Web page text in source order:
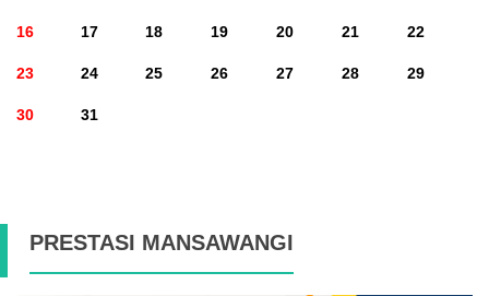
16 17 18 19 20 21 22
23 24 25 26 27 28 29
30 31
PRESTASI MANSAWANGI